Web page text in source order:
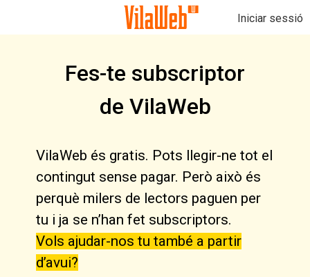
Iniciar sessió
Fes-te subscriptor
de VilaWeb
VilaWeb és gratis. Pots llegir-ne tot el
contingut sense pagar. Però això és
perquè milers de lectors paguen per
tu i ja se n’han fet subscriptors.
Vols ajudar-nos tu també a partir
d’avui?